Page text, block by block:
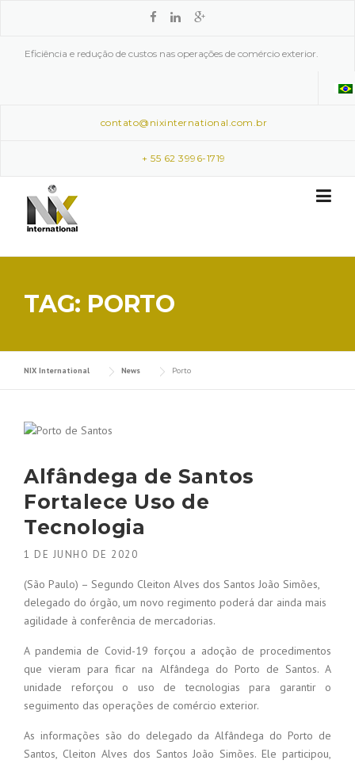
Eficiência e redução de custos nas operações de comércio exterior.
contato@nixinternational.com.br
+ 55 62 3996-1719
TAG: PORTO
NIX International News Porto
Alfândega de Santos
Fortalece Uso de
Tecnologia
1 DE JUNHO DE 2020
(São Paulo) – Segundo Cleiton Alves dos Santos João Simões,
delegado do órgão, um novo regimento poderá dar ainda mais
agilidade à conferência de mercadorias.
A pandemia de Covid-19 forçou a adoção de procedimentos
que vieram para ficar na Alfândega do Porto de Santos. A
unidade reforçou o uso de tecnologias para garantir o
seguimento das operações de comércio exterior.
As informações são do delegado da Alfândega do Porto de
Santos, Cleiton Alves dos Santos João Simões. Ele participou,